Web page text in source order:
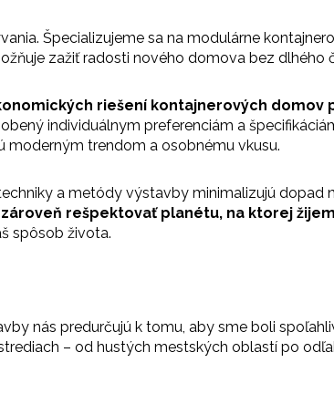
Špecializujeme sa na modulárne
zažiť radosti nového domova bez dlhého
riešení kontajnerových domov
individuálnym preferenciám a
moderným trendom a osobnému vkusu.
a metódy výstavby minimalizujú dopad
zároveň rešpektovať planétu, na ktorej
spôsob života.
nás predurčujú k tomu, aby sme boli
– od hustých mestských oblastí po